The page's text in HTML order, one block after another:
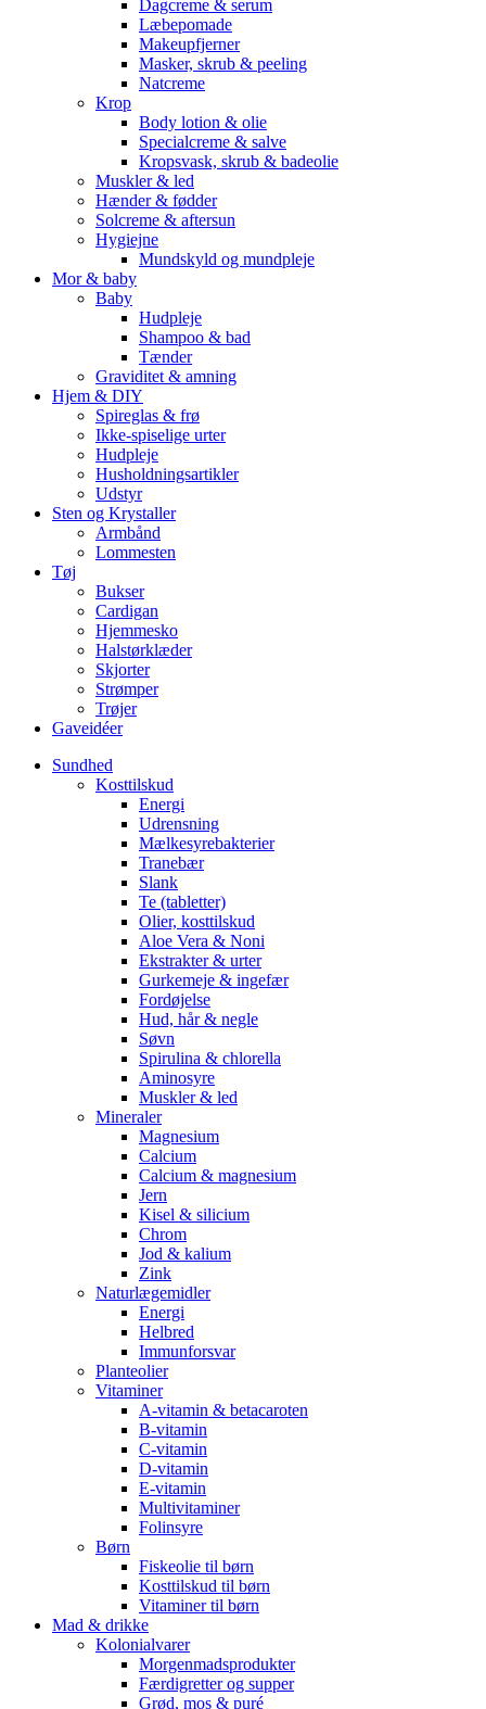
Dagcreme & serum
Læbepomade
Makeupfjerner
Masker, skrub & peeling
Natcreme
Krop
Body lotion & olie
Specialcreme & salve
Kropsvask, skrub & badeolie
Muskler & led
Hænder & fødder
Solcreme & aftersun
Hygiejne
Mundskyld og mundpleje
Mor & baby
Baby
Hudpleje
Shampoo & bad
Tænder
Graviditet & amning
Hjem & DIY
Spireglas & frø
Ikke-spiselige urter
Hudpleje
Husholdningsartikler
Udstyr
Sten og Krystaller
Armbånd
Lommesten
Tøj
Bukser
Cardigan
Hjemmesko
Halstørklæder
Skjorter
Strømper
Trøjer
Gaveidéer
Sundhed
Kosttilskud
Energi
Udrensning
Mælkesyrebakterier
Tranebær
Slank
Te (tabletter)
Olier, kosttilskud
Aloe Vera & Noni
Ekstrakter & urter
Gurkemeje & ingefær
Fordøjelse
Hud, hår & negle
Søvn
Spirulina & chlorella
Aminosyre
Muskler & led
Mineraler
Magnesium
Calcium
Calcium & magnesium
Jern
Kisel & silicium
Chrom
Jod & kalium
Zink
Naturlægemidler
Energi
Helbred
Immunforsvar
Planteolier
Vitaminer
A-vitamin & betacaroten
B-vitamin
C-vitamin
D-vitamin
E-vitamin
Multivitaminer
Folinsyre
Børn
Fiskeolie til børn
Kosttilskud til børn
Vitaminer til børn
Mad & drikke
Kolonialvarer
Morgenmadsprodukter
Færdigretter og supper
Grød, mos & puré